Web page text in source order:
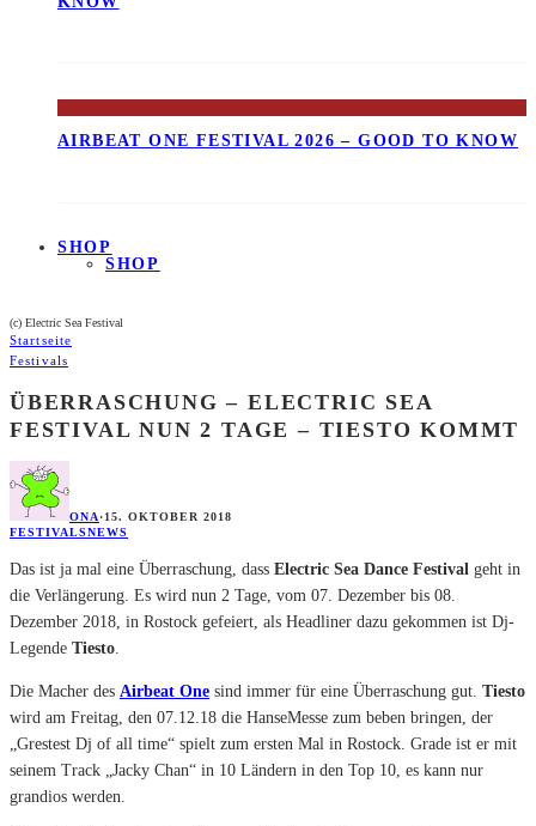
AIRBEAT ONE FESTIVAL 2026 – GOOD TO KNOW
SHOP
SHOP
(c) Electric Sea Festival
Startseite
Festivals
ÜBERRASCHUNG – ELECTRIC SEA
FESTIVAL NUN 2 TAGE – TIESTO KOMMT
ONA·15. OKTOBER 2018
FESTIVALSNEWS
Das ist ja mal eine Überraschung, dass Electric Sea Dance Festival geht in
die Verlängerung. Es wird nun 2 Tage, vom 07. Dezember bis 08.
Dezember 2018, in Rostock gefeiert, als Headliner dazu gekommen ist Dj-
Legende Tiesto.
Die Macher des Airbeat One sind immer für eine Überraschung gut. Tiesto
wird am Freitag, den 07.12.18 die HanseMesse zum beben bringen, der
„Grestest Dj of all time“ spielt zum ersten Mal in Rostock. Grade ist er mit
seinem Track „Jacky Chan“ in 10 Ländern in den Top 10, es kann nur
grandios werden.